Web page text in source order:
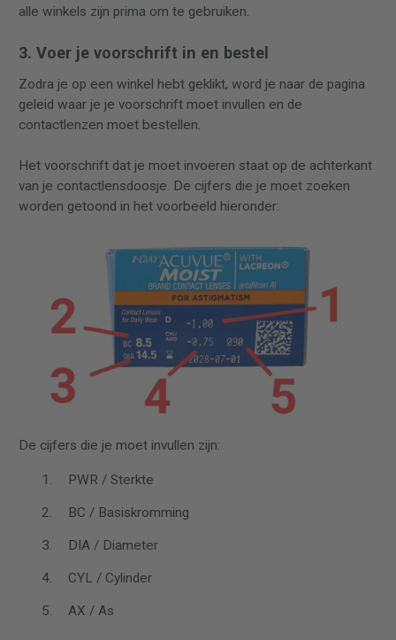
alle winkels zijn prima om te gebruiken.
3. Voer je voorschrift in en bestel
Zodra je op een winkel hebt geklikt, word je naar de pagina
geleid waar je je voorschrift moet invullen en de
contactlenzen moet bestellen.
Het voorschrift dat je moet invoeren staat op de achterkant
van je contactlensdoosje. De cijfers die je moet zoeken
worden getoond in het voorbeeld hieronder:
De cijfers die je moet invullen zijn:
PWR / Sterkte
BC / Basiskromming
DIA / Diameter
CYL / Cylinder
AX / As